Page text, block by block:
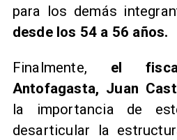
para los demás
desde los 54 a 56 años.
Finalmente, el
Antofagasta, Juan
la importancia de
desarticular la